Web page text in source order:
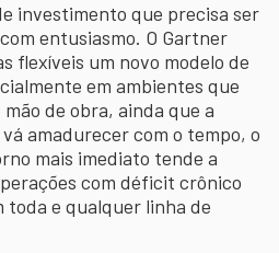
investimento que precisa ser
entusiasmo. O Gartner
flexíveis um novo modelo de
em ambientes que
de obra, ainda que a
amadurecer com o tempo, o
mais imediato tende a
com déficit crônico
e qualquer linha de